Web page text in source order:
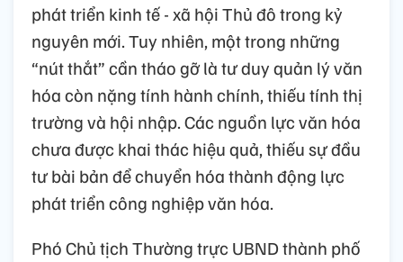
phát triển kinh tế - xã hội Thủ đô trong kỷ
nguyên mới. Tuy nhiên, một trong những
“nút thắt” cần tháo gỡ là tư duy quản lý văn
hóa còn nặng tính hành chính, thiếu tính thị
trường và hội nhập. Các nguồn lực văn hóa
chưa được khai thác hiệu quả, thiếu sự đầu
tư bài bản để chuyển hóa thành động lực
phát triển công nghiệp văn hóa.
Phó Chủ tịch Thường trực UBND thành phố